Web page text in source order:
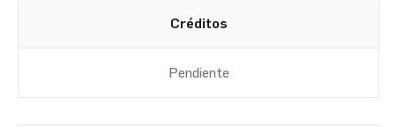
Créditos
Pendiente